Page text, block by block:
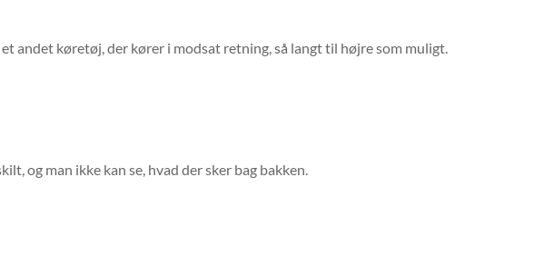
andet køretøj, der kører i modsat retning, så langt til højre som muligt.
og man ikke kan se, hvad der sker bag bakken.